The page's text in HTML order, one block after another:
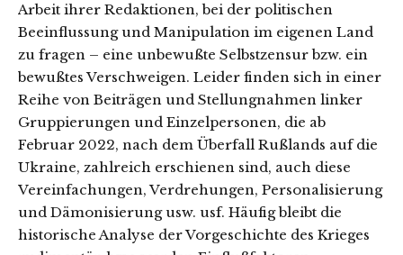
Arbeit ihrer Redaktionen, bei der politischen
Beeinflussung und Manipulation im eigenen Land
zu fragen – eine unbewußte Selbstzensur bzw. ein
bewußtes Verschweigen. Leider finden sich in einer
Reihe von Beiträgen und Stellungnahmen linker
Gruppierungen und Einzelpersonen, die ab
Februar 2022, nach dem Überfall Rußlands auf die
Ukraine, zahlreich erschienen sind, auch diese
Vereinfachungen, Verdrehungen, Personalisierung
und Dämonisierung usw. usf. Häufig bleibt die
historische Analyse der Vorgeschichte des Krieges